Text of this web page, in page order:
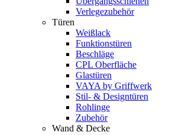
Verlegezubehör
Türen
Weißlack
Funktionstüren
Beschläge
CPL Oberfläche
Glastüren
VAYA by Griffwerk
Stil- & Designtüren
Rohlinge
Zubehör
Wand & Decke